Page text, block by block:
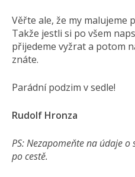
Věřte ale, že my malujeme
Takže jestli si po všem
přijedeme vyžrat a potom
znáte.
Parádní podzim v sedle!
Rudolf Hronza
PS: Nezapomeňte na údaje o
po cestě.